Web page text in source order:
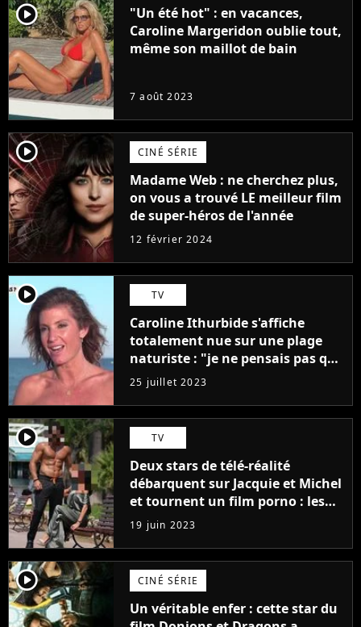
player2
"Un été hot" : en vacances,
Caroline Margeridon oublie tout,
même son maillot de bain
7 août 2023
player2 CINÉ SÉRIE
Madame Web : ne cherchez plus,
on vous a trouvé LE meilleur film
de super-héros de l'année
12 février 2024
player2 TV
Caroline Ithurbide s'affiche
totalement nue sur une plage
naturiste : "je ne pensais pas que
j'arriverais à le faire..."
25 juillet 2023
player2 TV
Deux stars de télé-réalité
débarquent sur Jacquie et Michel
et tournent un film porno : les
premières images du tournage
(exclu)
19 juin 2023
player2 CINÉ SÉRIE
Un véritable enfer : cette star du